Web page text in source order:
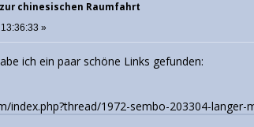
chinesischen Raumfahrt
»
ich ein paar schöne Links gefunden:
index.php?thread/1972-sembo-203304-